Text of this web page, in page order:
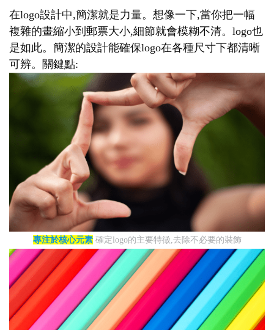
在logo設計中,簡潔就是力量。想像一下,當你把一幅
複雜的畫縮小到郵票大小,細節就會模糊不清。logo也
是如此。簡潔的設計能確保logo在各種尺寸下都清晰
可辨。關鍵點:
專注於核心元素確定logo的主要特徵,去除不必要的裝飾